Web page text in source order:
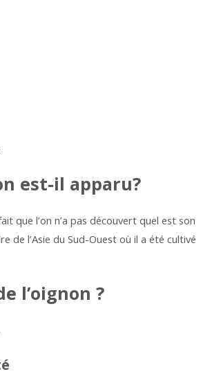
est-il apparu?
que l’on n’a pas découvert quel est son
de l’Asie du Sud-Ouest où il a été cultivé
l’oignon ?